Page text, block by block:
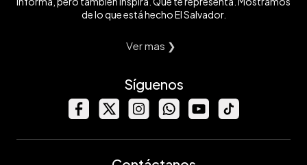
de lo que está hecho El Salvador.
Ver mas ❯
Síguenos